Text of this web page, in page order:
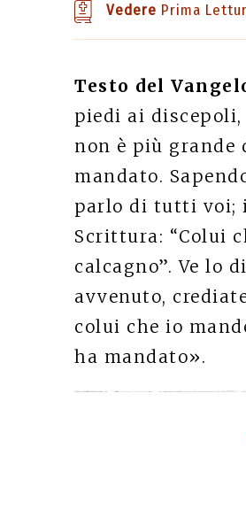
Vedere Prima
Testo del
piedi ai
non è più grande
mandato.
parlo di tutti voi;
Scrittura: “Colui
calcagno”. Ve lo
avvenuto,
colui che io
ha mandato».